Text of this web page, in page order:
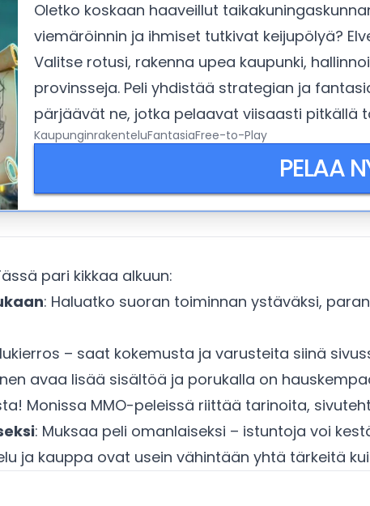
Oletko koskaan haaveillut
viemäröinnin ja ihmiset tutkivat keijupölyä?
Valitse rotusi, rakenna upea kaupunki,
provinsseja. Peli yhdistää strategian ja
pärjäävät ne, jotka pelaavat viisaasti pitkällä
KaupunginrakenteluFantasiaFree-to-Play
PELAA
pari kikkaa alkuun:
: Haluatko suoran toiminnan ystäväksi,
– saat kokemusta ja varusteita siinä
avaa lisää sisältöä ja porukalla on
Monissa MMO-peleissä riittää tarinoita,
: Muksaa peli omanlaiseksi – istuntoja voi
ja kauppa ovat usein vähintään yhtä tärkeitä